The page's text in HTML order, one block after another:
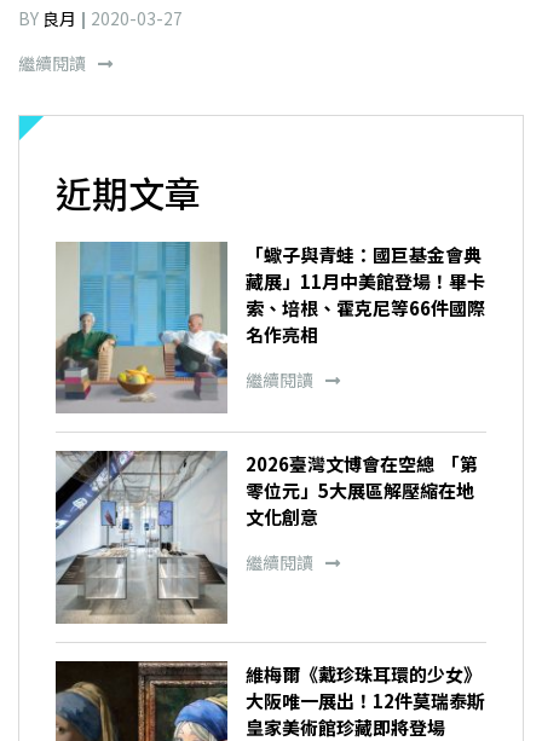
BY 良月
2020-03-27
繼續閱讀
近期文章
「蠍子與青蛙：國巨基金會典
藏展」11月中美館登場！畢卡
索、培根、霍克尼等66件國際
名作亮相
繼續閱讀
2026臺灣文博會在空總 「第
零位元」5大展區解壓縮在地
文化創意
繼續閱讀
維梅爾《戴珍珠耳環的少女》
大阪唯一展出！12件莫瑞泰斯
皇家美術館珍藏即將登場